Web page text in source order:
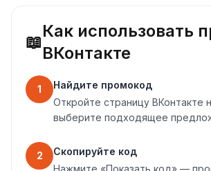
📖
Как использовать
ВКонтакте
1
Найдите промокод
Откройте страницу ВКонтакте
выберите подходящее
2
Скопируйте код
Нажмите «Показать код» —